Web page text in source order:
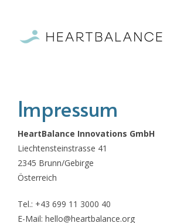
springen
Impressum
HeartBalance Innovations GmbH
Liechtensteinstrasse 41
2345 Brunn/Gebirge
Österreich
Tel.: +43 699 11 3000 40
E-Mail: hello@heartbalance.org